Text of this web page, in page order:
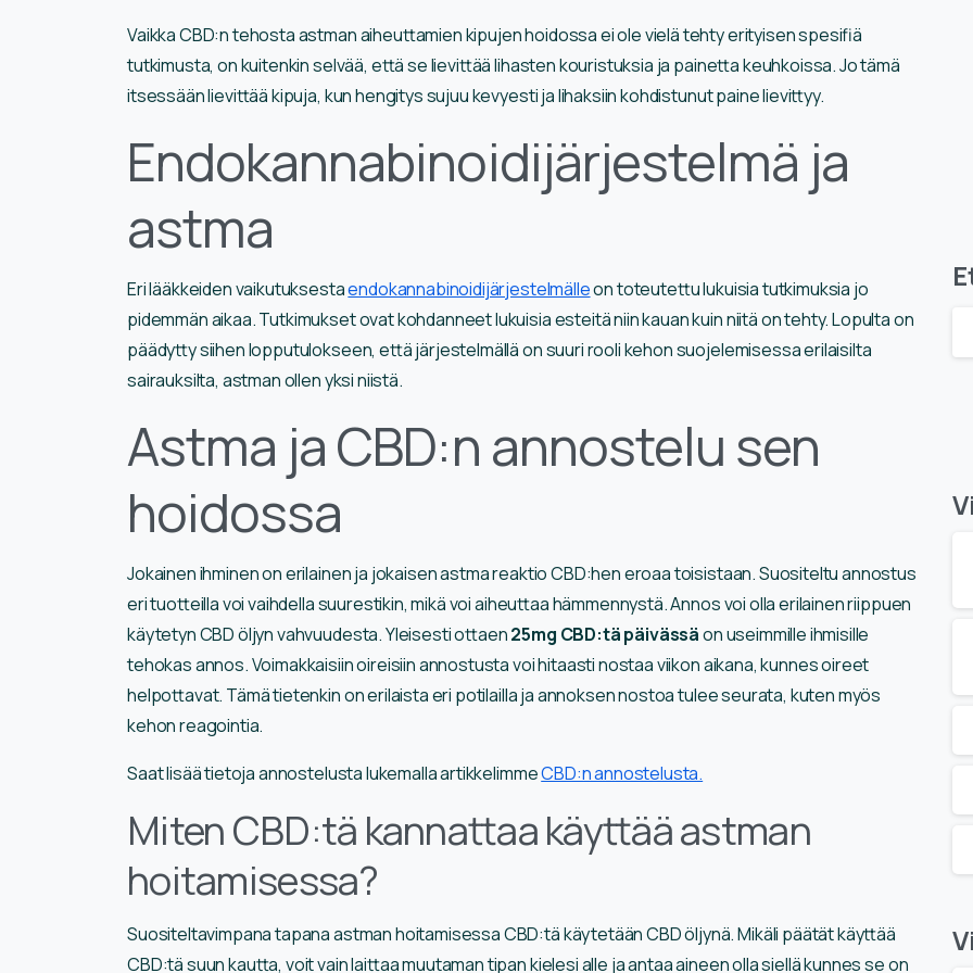
Vaikka CBD:n tehosta astman aiheuttamien kipujen hoidossa ei ole vielä tehty erityisen spesifiä
tutkimusta, on kuitenkin selvää, että se lievittää lihasten kouristuksia ja painetta keuhkoissa. Jo tämä
itsessään lievittää kipuja, kun hengitys sujuu kevyesti ja lihaksiin kohdistunut paine lievittyy.
Endokannabinoidijärjestelmä ja
astma
Eri lääkkeiden vaikutuksestaendokannabinoidijärjestelmälleon toteutettu lukuisia tutkimuksia jo
pidemmän aikaa. Tutkimukset ovat kohdanneet lukuisia esteitä niin kauan kuin niitä on tehty. Lopulta on
päädytty siihen lopputulokseen, että järjestelmällä on suuri rooli kehon suojelemisessa erilaisilta
sairauksilta, astman ollen yksi niistä.
Astma ja CBD:n annostelu sen
hoidossa
Jokainen ihminen on erilainen ja jokaisen astma reaktio CBD:hen eroaa toisistaan. Suositeltu annostus
eri tuotteilla voi vaihdella suurestikin, mikä voi aiheuttaa hämmennystä. Annos voi olla erilainen riippuen
käytetyn CBD öljyn vahvuudesta. Yleisesti ottaen25mg CBD:tä päivässäon useimmille ihmisille
tehokas annos. Voimakkaisiin oireisiin annostusta voi hitaasti nostaa viikon aikana, kunnes oireet
helpottavat. Tämä tietenkin on erilaista eri potilailla ja annoksen nostoa tulee seurata, kuten myös
kehon reagointia.
Saat lisää tietoja annostelusta lukemalla artikkelimmeCBD:n annostelusta.
Miten CBD:tä kannattaa käyttää astman
hoitamisessa?
Suositeltavimpana tapana astman hoitamisessa CBD:tä käytetään CBD öljynä. Mikäli päätät käyttää
CBD:tä suun kautta, voit vain laittaa muutaman tipan kielesi alle ja antaa aineen olla siellä kunnes se on